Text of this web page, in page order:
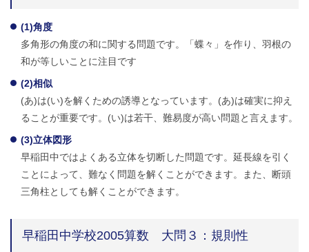
(1)角度
多角形の角度の和に関する問題です。「蝶々」を作り、羽根の
和が等しいことに注目です
(2)相似
(あ)は(い)を解くための誘導となっています。(あ)は確実に抑え
ることが重要です。(い)は若干、難易度が高い問題と言えます。
(3)立体図形
早稲田中ではよくある立体を切断した問題です。延長線を引く
ことによって、難なく問題を解くことができます。また、断頭
三角柱としても解くことができます。
早稲田中学校2005算数 大問３：規則性